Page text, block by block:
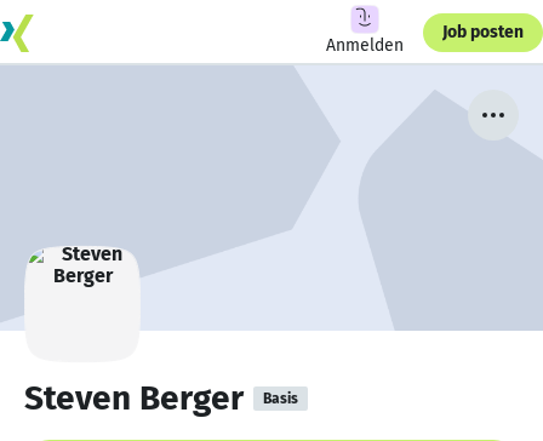
Anmelden
Job posten
Steven Berger Basis